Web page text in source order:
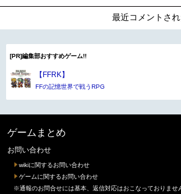
最近コメントさ
[PR]編集部おすすめゲーム!!
【FFRK】
FFの記憶世界で戦うRPG
ゲームまとめ
お問い合わせ
wikiに関するお問い合わせ
ゲームに関するお問い合わせ
※通報のお問合せには基本、返信対応はおこなっておりませ